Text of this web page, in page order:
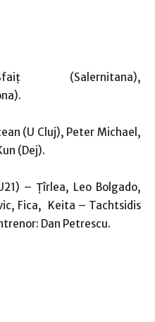
(U Cluj), Peter Michael,
(Dej).
– Ţîrlea, Leo Bolgado,
Fica, Keita – Tachtsidis
Dan Petrescu.